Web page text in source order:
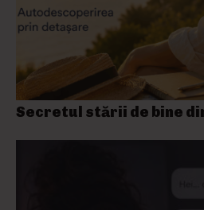
Secretul stării de bine